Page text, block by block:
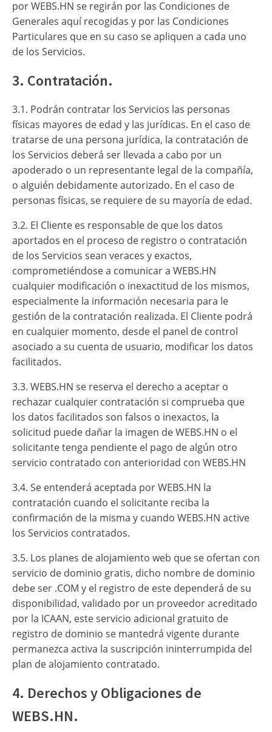
por WEBS.HN se regirán por las Condiciones de
Generales aquí recogidas y por las Condiciones
Particulares que en su caso se apliquen a cada uno
de los Servicios.
3. Contratación.
3.1. Podrán contratar los Servicios las personas
físicas mayores de edad y las jurídicas. En el caso de
tratarse de una persona jurídica, la contratación de
los Servicios deberá ser llevada a cabo por un
apoderado o un representante legal de la compañía,
o alguién debidamente autorizado. En el caso de
personas físicas, se requiere de su mayoría de edad.
3.2. El Cliente es responsable de que los datos
aportados en el proceso de registro o contratación
de los Servicios sean veraces y exactos,
comprometiéndose a comunicar a WEBS.HN
cualquier modificación o inexactitud de los mismos,
especialmente la información necesaria para le
gestión de la contratación realizada. El Cliente podrá
en cualquier momento, desde el panel de control
asociado a su cuenta de usuario, modificar los datos
facilitados.
3.3. WEBS.HN se reserva el derecho a aceptar o
rechazar cualquier contratación si comprueba que
los datos facilitados son falsos o inexactos, la
solicitud puede dañar la imagen de WEBS.HN o el
solicitante tenga pendiente el pago de algún otro
servicio contratado con anterioridad con WEBS.HN
3.4. Se entenderá aceptada por WEBS.HN la
contratación cuando el solicitante reciba la
confirmación de la misma y cuando WEBS.HN active
los Servicios contratados.
3.5. Los planes de alojamiento web que se ofertan con
servicio de dominio gratis, dicho nombre de dominio
debe ser .COM y el registro de este dependerá de su
disponibilidad, validado por un proveedor acreditado
por la ICAAN, este servicio adicional gratuito de
registro de dominio se mantedrá vigente durante
permanezca activa la suscripción ininterrumpida del
plan de alojamiento contratado.
4. Derechos y Obligaciones de
WEBS.HN.